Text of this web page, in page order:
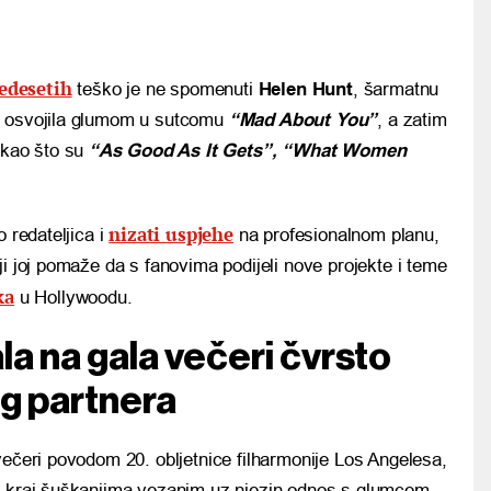
teško je ne spomenuti Helen Hunt, šarmatnu
glumom u sutcomu“Mad About You”, a zatim
što su “As Good As It Gets”, “What Women
redateljica inizati uspjehena profesionalnom planu,
joj pomaže da s fanovima podijeli nove projekte i teme
u Hollywoodu.
na gala večeri čvrsto
partnera
povodom 20. obljetnice filharmonije Los Angelesa,